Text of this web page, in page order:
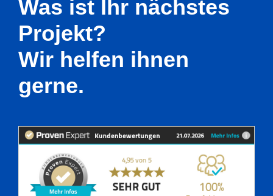
Was ist Ihr nächstes
Projekt?
Wir helfen ihnen
gerne.